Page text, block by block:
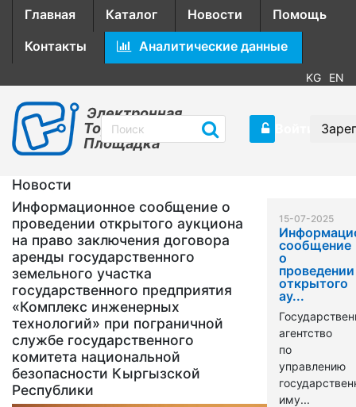
Главная Каталог Новости
Помощь
Контакты
Аналитические данные
KG EN
Электронная
Торговая
Площадка
Новости
Информационное сообщение о
проведении открытого аукциона
на право заключения договора
аренды государственного
земельного участка
государственного предприятия
«Комплекс инженерных
технологий» при пограничной
службе государственного
комитета национальной
безопасности Кыргызской
Республики
15-07-2025
сообщение
о
проведении
открытого
ау...
агентство
по
управлению
иму...